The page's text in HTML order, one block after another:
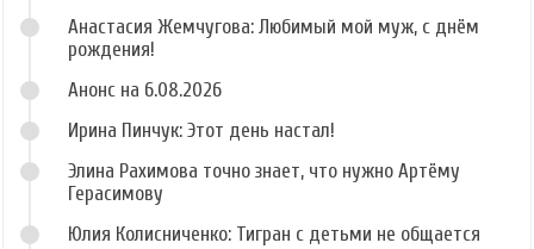
Анастасия Жемчугова: Любимый мой муж, с днём
рождения!
Анонс на 6.08.2026
Ирина Пинчук: Этот день настал!
Элина Рахимова точно знает, что нужно Артёму
Герасимову
Юлия Колисниченко: Тигран с детьми не общается